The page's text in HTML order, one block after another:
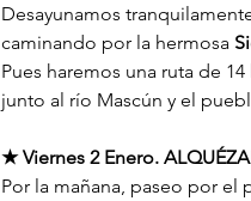
Desayunamos
caminando por la hermosa
Pues haremos una ruta de
junto al río Mascún y el
★ Viernes 2 Enero.
Por la mañana, paseo por